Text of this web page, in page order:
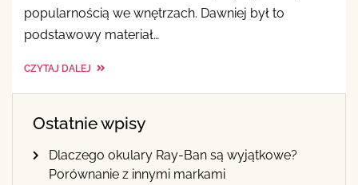
popularnością we wnętrzach. Dawniej był to
podstawowy materiał…
CZYTAJ DALEJ
Ostatnie wpisy
Dlaczego okulary Ray-Ban są wyjątkowe?
Porównanie z innymi markami